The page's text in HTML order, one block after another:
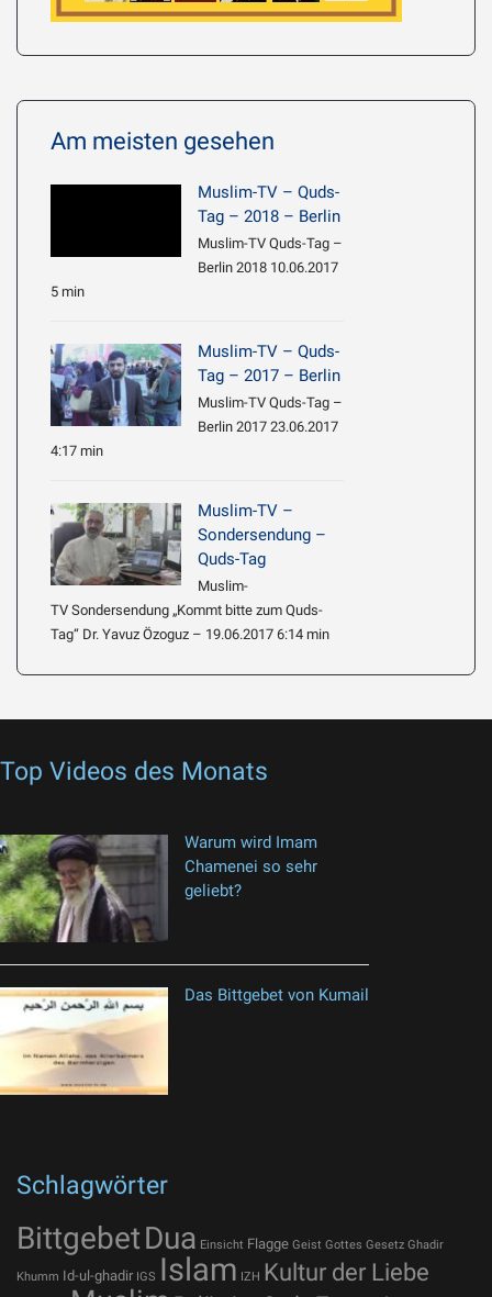
Am meisten gesehen
Muslim-TV – Quds-
Tag – 2018 – Berlin
Muslim-TV Quds-Tag –
Berlin 2018 10.06.2017
5 min
Muslim-TV – Quds-
Tag – 2017 – Berlin
Muslim-TV Quds-Tag –
Berlin 2017 23.06.2017
4:17 min
Muslim-TV –
Sondersendung –
Quds-Tag
Muslim-
TV Sondersendung „Kommt bitte zum Quds-
Tag“ Dr. Yavuz Özoguz – 19.06.2017 6:14 min
Top Videos des Monats
Warum wird Imam
Chamenei so sehr
geliebt?
Das Bittgebet von Kumail
Schlagwörter
BittgebetDua Einsicht Flagge Geist Gottes Gesetz Ghadir
Khumm Id-ul-ghadir IGS Islam IZH Kultur der Liebe